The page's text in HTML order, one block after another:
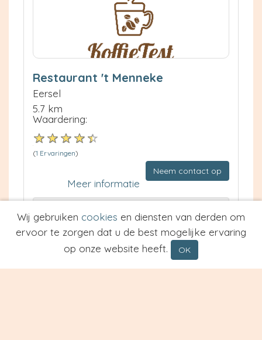
Restaurant 't Menneke
Eersel
5.7 km
Waardering:
(1 Ervaringen)
Neem contact op
Meer informatie
Prijs van Espresso
Prijs van Cappuccino
Wij gebruiken cookies en diensten van derden om
ervoor te zorgen dat u de best mogelijke ervaring
op onze website heeft.
OK